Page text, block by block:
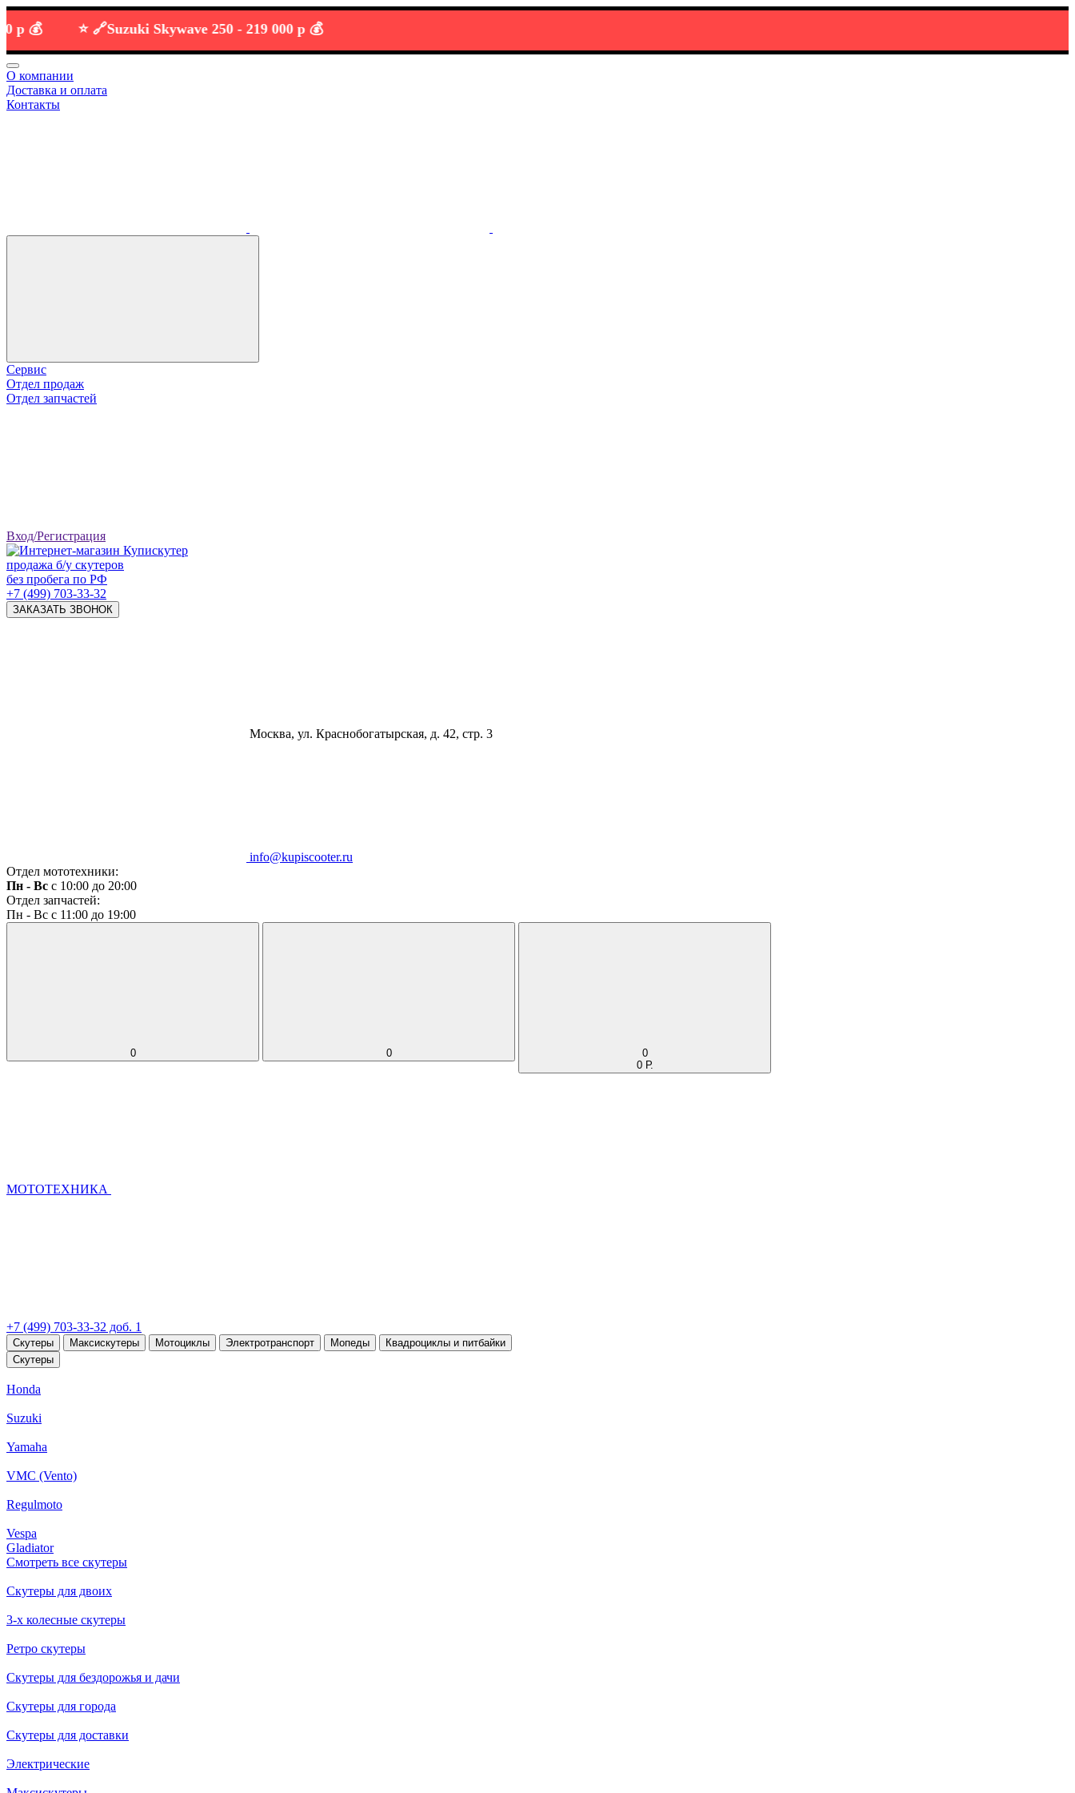
Suzuki Skywave 250 - 219 000 р 💰
О компании
Доставка и оплата
Контакты
Сервис
Отдел продаж
Отдел запчастей
Вход/Регистрация
продажа б/у скутеров
без пробега по РФ
+7 (499) 703-33-32
ЗАКАЗАТЬ ЗВОНОК
Москва, ул. Краснобогатырская, д. 42, стр. 3
info@kupiscooter.ru
Отдел мототехники:
Пн - Вс с 10:00 до 20:00
Отдел запчастей:
Пн - Вс с 11:00 до 19:00
0 0
0
0 Р.
МОТОТЕХНИКА
+7 (499) 703-33-32 доб. 1
Скутеры Максискутеры Мотоциклы Электротранспорт Мопеды
Квадроциклы и питбайки
Скутеры
Honda
Suzuki
Yamaha
VMC (Vento)
Regulmoto
Vespa
Gladiator
Смотреть все скутеры
Скутеры для двоих
3-х колесные скутеры
Ретро скутеры
Скутеры для бездорожья и дачи
Скутеры для города
Скутеры для доставки
Электрические